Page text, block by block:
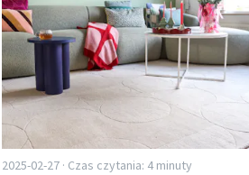
2025-02-27 · Czas czytania: 4 minuty